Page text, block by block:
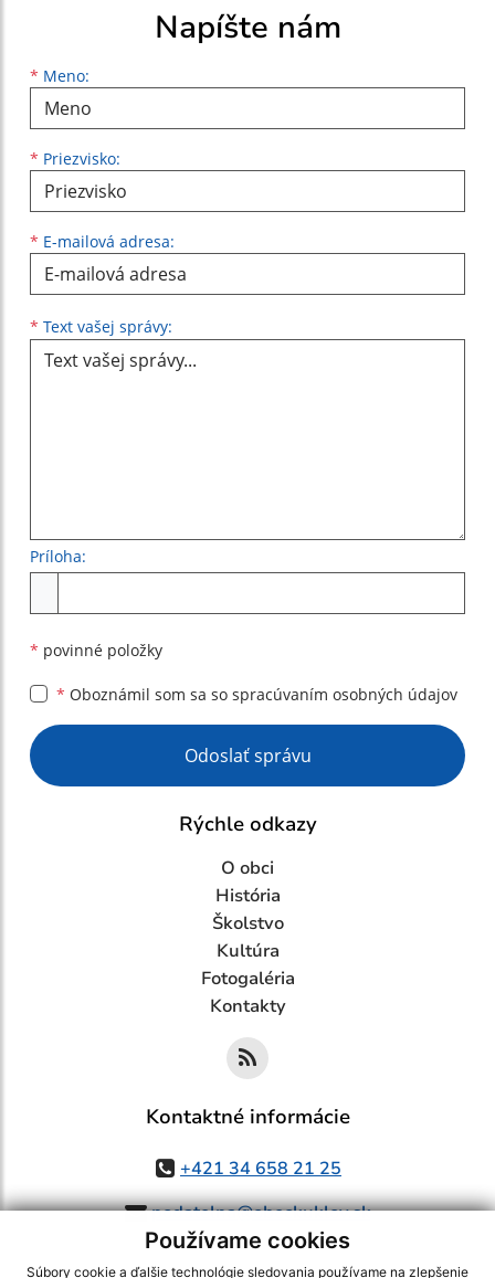
Používame cookies
Súbory cookie a ďalšie technológie sledovania používame na zlepšenie
Napíšte nám
* Meno:
Meno
* Priezvisko:
Priezvisko
* E-mailová adresa:
E-mailová adresa
* Text vašej správy:
Príloha:
* povinné položky
* Oboznámil som sa so spracúvaním osobných údajov
Google reCaptcha Response
Odoslať správu
Rýchle odkazy
O obci
História
Školstvo
Kultúra
Fotogaléria
Kontakty
Kontaktné informácie
+421 34 658 21 25
podatelna@obeckuklov.sk